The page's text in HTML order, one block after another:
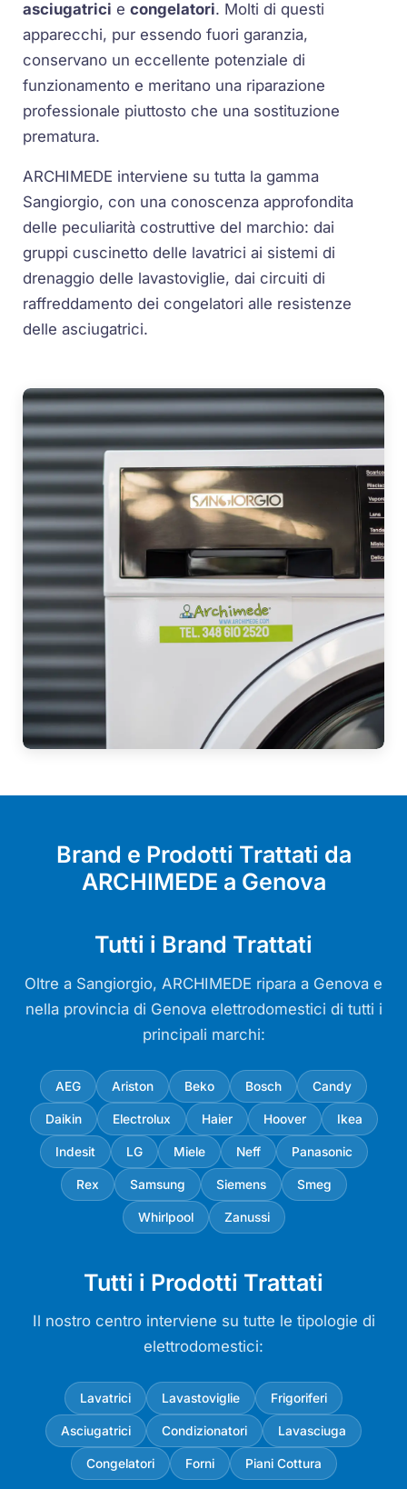
asciugatrici econgelatori. Molti di questi
apparecchi, pur essendo fuori garanzia,
conservano un eccellente potenziale di
funzionamento e meritano una riparazione
professionale piuttosto che una sostituzione
prematura.
ARCHIMEDE interviene su tutta la gamma
Sangiorgio, con una conoscenza approfondita
delle peculiarità costruttive del marchio: dai
gruppi cuscinetto delle lavatrici ai sistemi di
drenaggio delle lavastoviglie, dai circuiti di
raffreddamento dei congelatori alle resistenze
delle asciugatrici.
Brand e Prodotti Trattati da
ARCHIMEDE a Genova
Tutti i Brand Trattati
Oltre a Sangiorgio, ARCHIMEDE ripara a Genova e
nella provincia di Genova elettrodomestici di tutti i
principali marchi:
AEG Ariston Beko Bosch Candy
Daikin Electrolux Haier Hoover Ikea
Indesit LG Miele Neff Panasonic
Rex Samsung Siemens Smeg
Whirlpool Zanussi
Tutti i Prodotti Trattati
Il nostro centro interviene su tutte le tipologie di
elettrodomestici:
Lavatrici Lavastoviglie Frigoriferi
Asciugatrici Condizionatori Lavasciuga
Congelatori Forni Piani Cottura